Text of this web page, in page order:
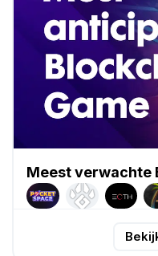
Meest verwachte